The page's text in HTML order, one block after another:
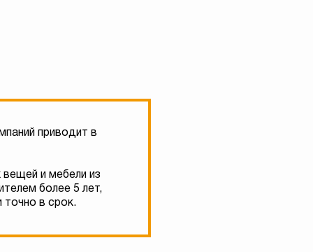
приводит в
и мебели из
более 5 лет,
точно в срок.